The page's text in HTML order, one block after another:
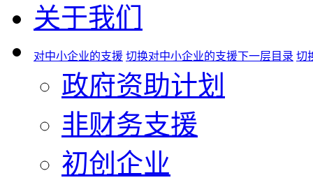
关于我们
对中小企业的支援 切换对中小企业的支援下一层目录 切
政府资助计划
非财务支援
初创企业